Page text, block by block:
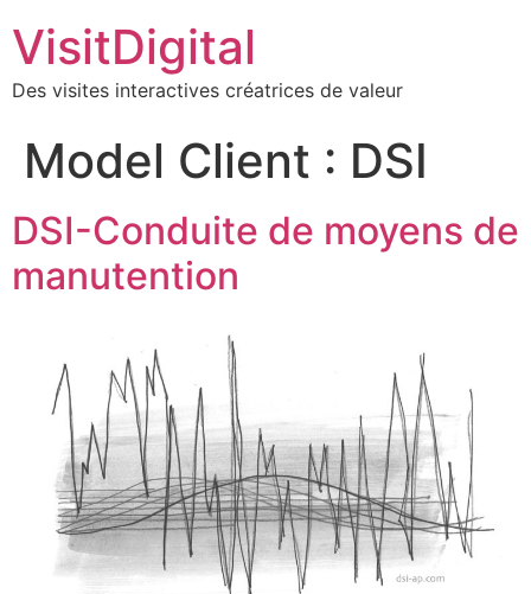
VisitDigital
Des visites interactives créatrices de valeur
Model Client : DSI
DSI-Conduite de moyens de
manutention